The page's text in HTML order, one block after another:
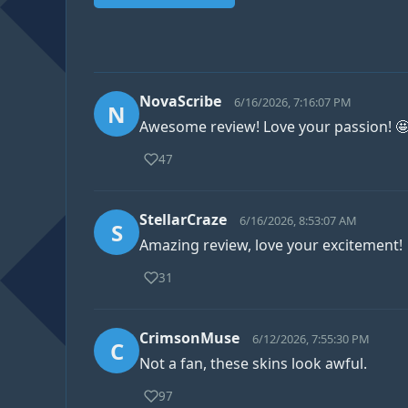
N NovaScribe 6/16/2026, 7:16:07 PM
Awesome review! Love your passion!
47
S StellarCraze 6/16/2026, 8:53:07 AM
Amazing review, love your excitement!
31
C CrimsonMuse 6/12/2026, 7:55:30 PM
Not a fan, these skins look awful.
97